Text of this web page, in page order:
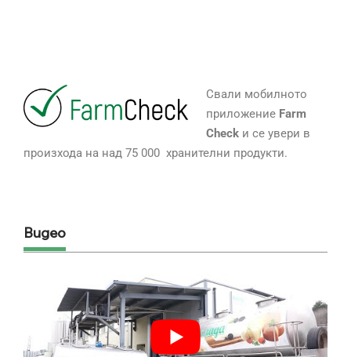
Свали мобилното
приложение Farm
Checkи се увери в
произхода на над 75 000 хранителни продукти.
Видео